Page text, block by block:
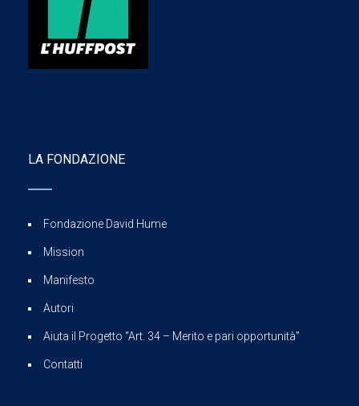
LA FONDAZIONE
Fondazione David Hume
Mission
Manifesto
Autori
Aiuta il Progetto “Art. 34 – Merito e pari opportunità”
Contatti